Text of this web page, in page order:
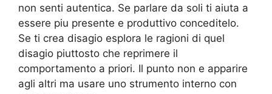
non senti autentica. Se parlare da soli ti aiuta a
essere piu presente e produttivo conceditelo.
Se ti crea disagio esplora le ragioni di quel
disagio piuttosto che reprimere il
comportamento a priori. Il punto non e apparire
agli altri ma usare uno strumento interno con